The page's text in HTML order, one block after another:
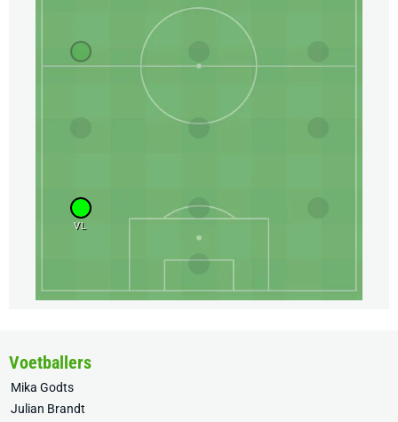
VL
Voetballers
Mika Godts
Julian Brandt